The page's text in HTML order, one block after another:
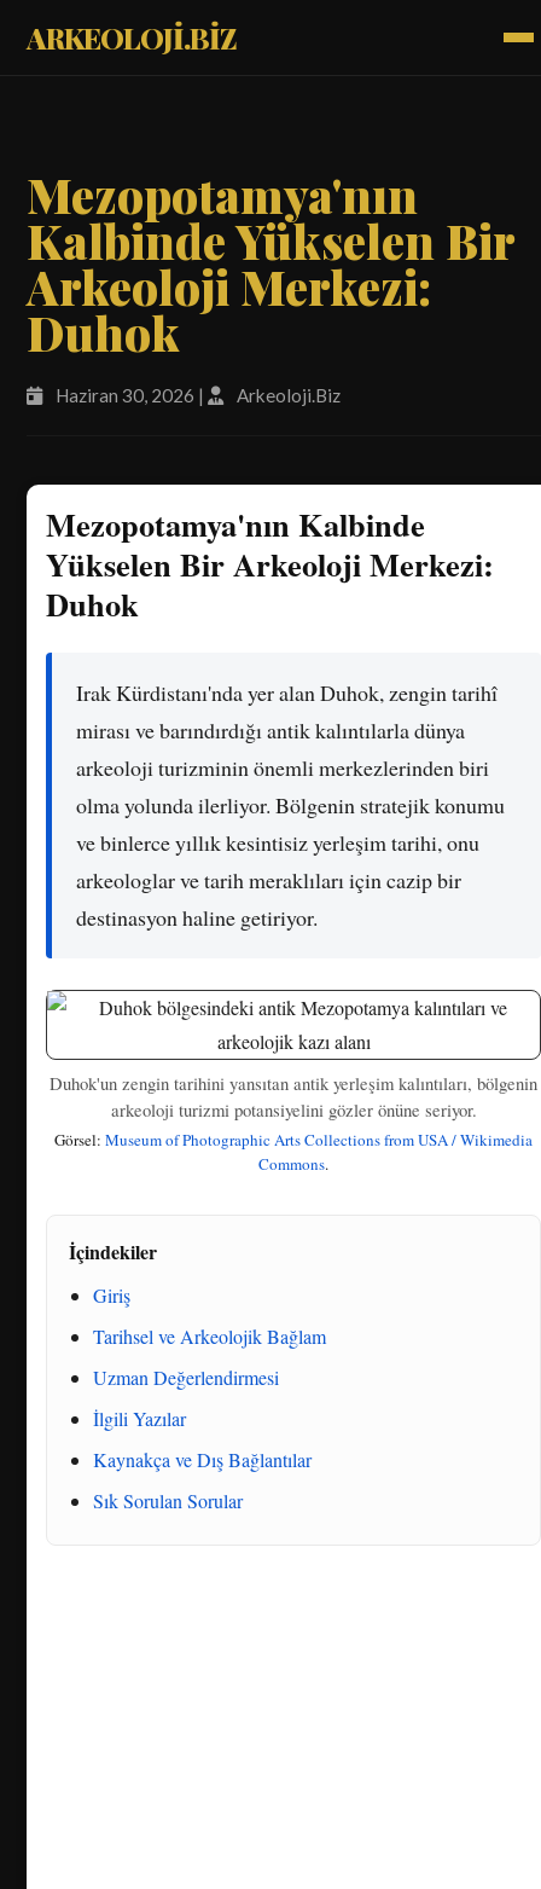
ARKEOLOJİ.BİZ
Mezopotamya'nın
Kalbinde Yükselen Bir
Arkeoloji Merkezi:
Duhok
Haziran 30, 2026 | Arkeoloji.Biz
Mezopotamya'nın Kalbinde
Yükselen Bir Arkeoloji Merkezi:
Duhok
Irak Kürdistanı'nda yer alan Duhok, zengin tarihî
mirası ve barındırdığı antik kalıntılarla dünya
arkeoloji turizminin önemli merkezlerinden biri
olma yolunda ilerliyor. Bölgenin stratejik konumu
ve binlerce yıllık kesintisiz yerleşim tarihi, onu
arkeologlar ve tarih meraklıları için cazip bir
destinasyon haline getiriyor.
Duhok'un zengin tarihini yansıtan antik yerleşim kalıntıları, bölgenin
arkeoloji turizmi potansiyelini gözler önüne seriyor.
Görsel:Museum of Photographic Arts Collections from USA / Wikimedia
Commons.
İçindekiler
Giriş
Tarihsel ve Arkeolojik Bağlam
Uzman Değerlendirmesi
İlgili Yazılar
Kaynakça ve Dış Bağlantılar
Sık Sorulan Sorular